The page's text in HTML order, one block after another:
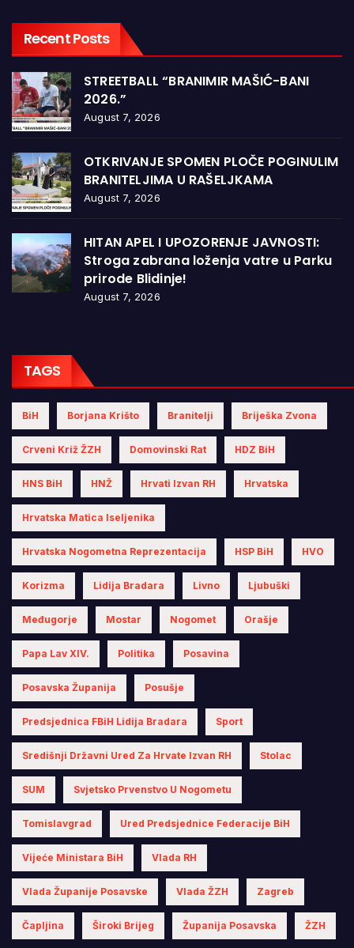
Recent Posts
STREETBALL “BRANIMIR MAŠIĆ-BANI
2026.”
August 7, 2026
OTKRIVANJE SPOMEN PLOČE POGINULIM
BRANITELJIMA U RAŠELJKAMA
August 7, 2026
HITAN APEL I UPOZORENJE JAVNOSTI:
Stroga zabrana loženja vatre u Parku
prirode Blidinje!
August 7, 2026
TAGS
BiH Borjana Krišto Branitelji Briješka Zvona
Crveni Križ ŽZH Domovinski Rat HDZ BiH
HNS BiH HNŽ Hrvati Izvan RH Hrvatska
Hrvatska Matica Iseljenika
Hrvatska Nogometna Reprezentacija HSP BiH HVO
Korizma Lidija Bradara Livno Ljubuški
Međugorje Mostar Nogomet Orašje
Papa Lav XIV. Politika Posavina
Posavska Županija Posušje
Predsjednica FBiH Lidija Bradara Sport
Središnji Državni Ured Za Hrvate Izvan RH Stolac
SUM Svjetsko Prvenstvo U Nogometu
Tomislavgrad Ured Predsjednice Federacije BiH
Vijeće Ministara BiH Vlada RH
Vlada Županije Posavske Vlada ŽZH Zagreb
Čapljina Široki Brijeg Županija Posavska ŽZH